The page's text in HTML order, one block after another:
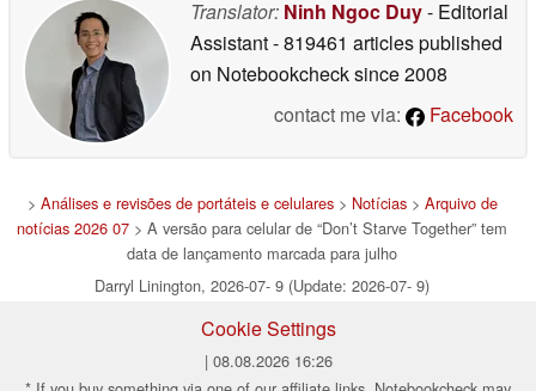
Translator: Ninh Ngoc Duy- Editorial
Assistant- 819461 articles published
on Notebookchecksince 2008
contact me via:
Facebook
> Análises e revisões de portáteis e celulares> Notícias> Arquivo de
notícias 2026 07 > A versão para celular de “Don’t Starve Together” tem
data de lançamento marcada para julho
Darryl Linington, 2026-07- 9 (Update: 2026-07- 9)
Cookie Settings
| 08.08.2026 16:26